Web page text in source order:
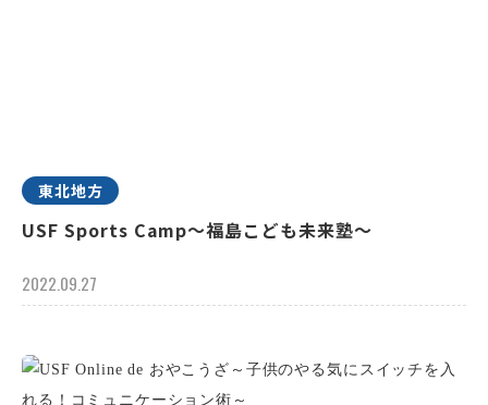
東北地方
USF Sports Camp～福島こども未来塾～
2022.09.27